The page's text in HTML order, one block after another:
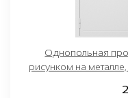
Однопольная
рисунком на